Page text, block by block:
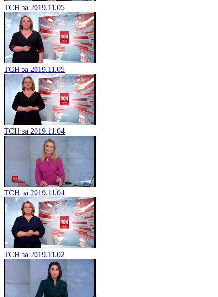
ТСН за 2019.11.05
ТСН за 2019.11.05
ТСН за 2019.11.04
ТСН за 2019.11.04
ТСН за 2019.11.02